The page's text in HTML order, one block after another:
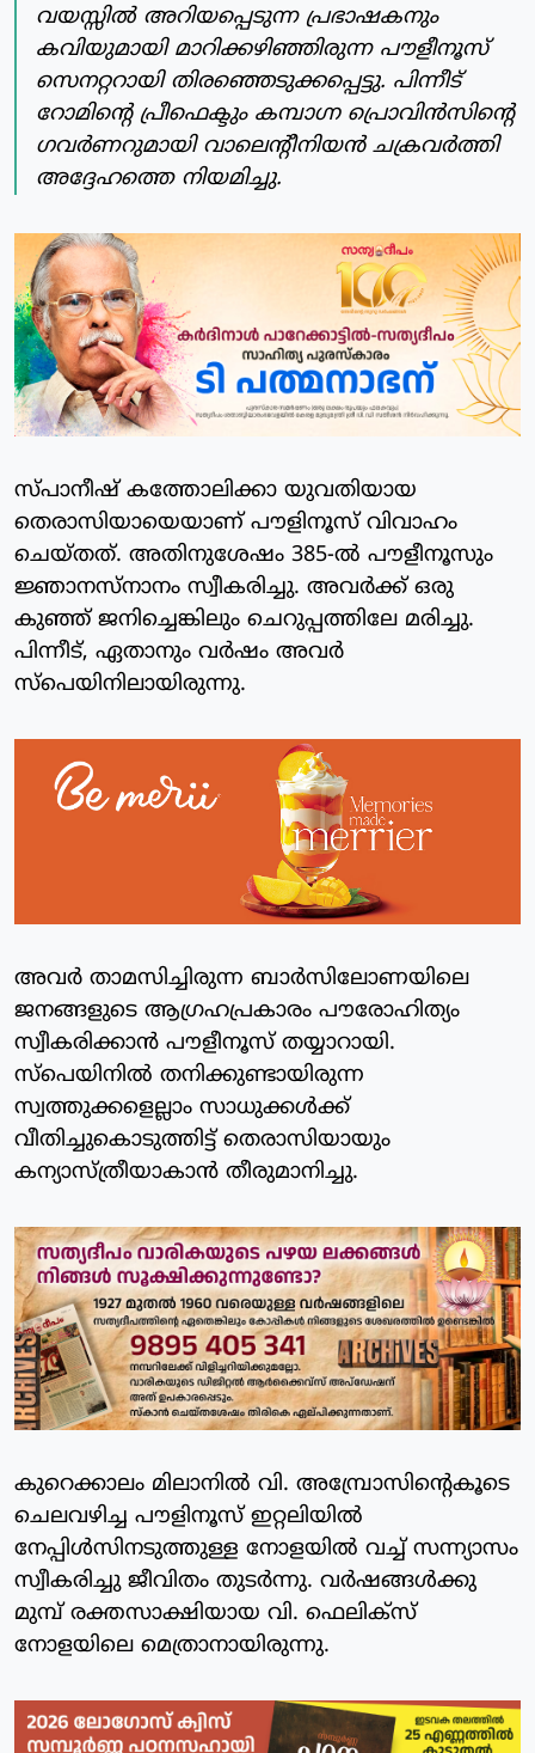
വയസ്സില്‍ അറിയപ്പെടുന്ന പ്രഭാഷകനും
കവിയുമായി മാറിക്കഴിഞ്ഞിരുന്ന പൗളീനൂസ്
സെനറ്ററായി തിരഞ്ഞെടുക്കപ്പെട്ടു. പിന്നീട്
റോമിന്റെ പ്രീഫെക്ടും കമ്പാഗ്ന പ്രൊവിന്‍സിന്റെ
ഗവര്‍ണറുമായി വാലെന്റീനിയന്‍ ചക്രവര്‍ത്തി
അദ്ദേഹത്തെ നിയമിച്ചു.
സ്പാനീഷ് കത്തോലിക്കാ യുവതിയായ
തെരാസിയായെയാണ് പൗളിനൂസ് വിവാഹം
ചെയ്തത്. അതിനുശേഷം 385-ല്‍ പൗളീനൂസും
ജ്ഞാനസ്‌നാനം സ്വീകരിച്ചു. അവര്‍ക്ക് ഒരു
കുഞ്ഞ് ജനിച്ചെങ്കിലും ചെറുപ്പത്തിലേ മരിച്ചു.
പിന്നീട്, ഏതാനും വര്‍ഷം അവര്‍
സ്‌പെയിനിലായിരുന്നു.
അവര്‍ താമസിച്ചിരുന്ന ബാര്‍സിലോണയിലെ
ജനങ്ങളുടെ ആഗ്രഹപ്രകാരം പൗരോഹിത്യം
സ്വീകരിക്കാന്‍ പൗളീനൂസ് തയ്യാറായി.
സ്‌പെയിനില്‍ തനിക്കുണ്ടായിരുന്ന
സ്വത്തുക്കളെല്ലാം സാധുക്കള്‍ക്ക്
വീതിച്ചുകൊടുത്തിട്ട് തെരാസിയായും
കന്യാസ്ത്രീയാകാന്‍ തീരുമാനിച്ചു.
കുറെക്കാലം മിലാനില്‍ വി. അമ്പ്രോസിന്റെകൂടെ
ചെലവഴിച്ച പൗളിനൂസ് ഇറ്റലിയില്‍
നേപ്പിള്‍സിനടുത്തുള്ള നോളയില്‍ വച്ച് സന്ന്യാസം
സ്വീകരിച്ചു ജീവിതം തുടര്‍ന്നു. വര്‍ഷങ്ങള്‍ക്കു
മുമ്പ് രക്തസാക്ഷിയായ വി. ഫെലിക്‌സ്
നോളയിലെ മെത്രാനായിരുന്നു.